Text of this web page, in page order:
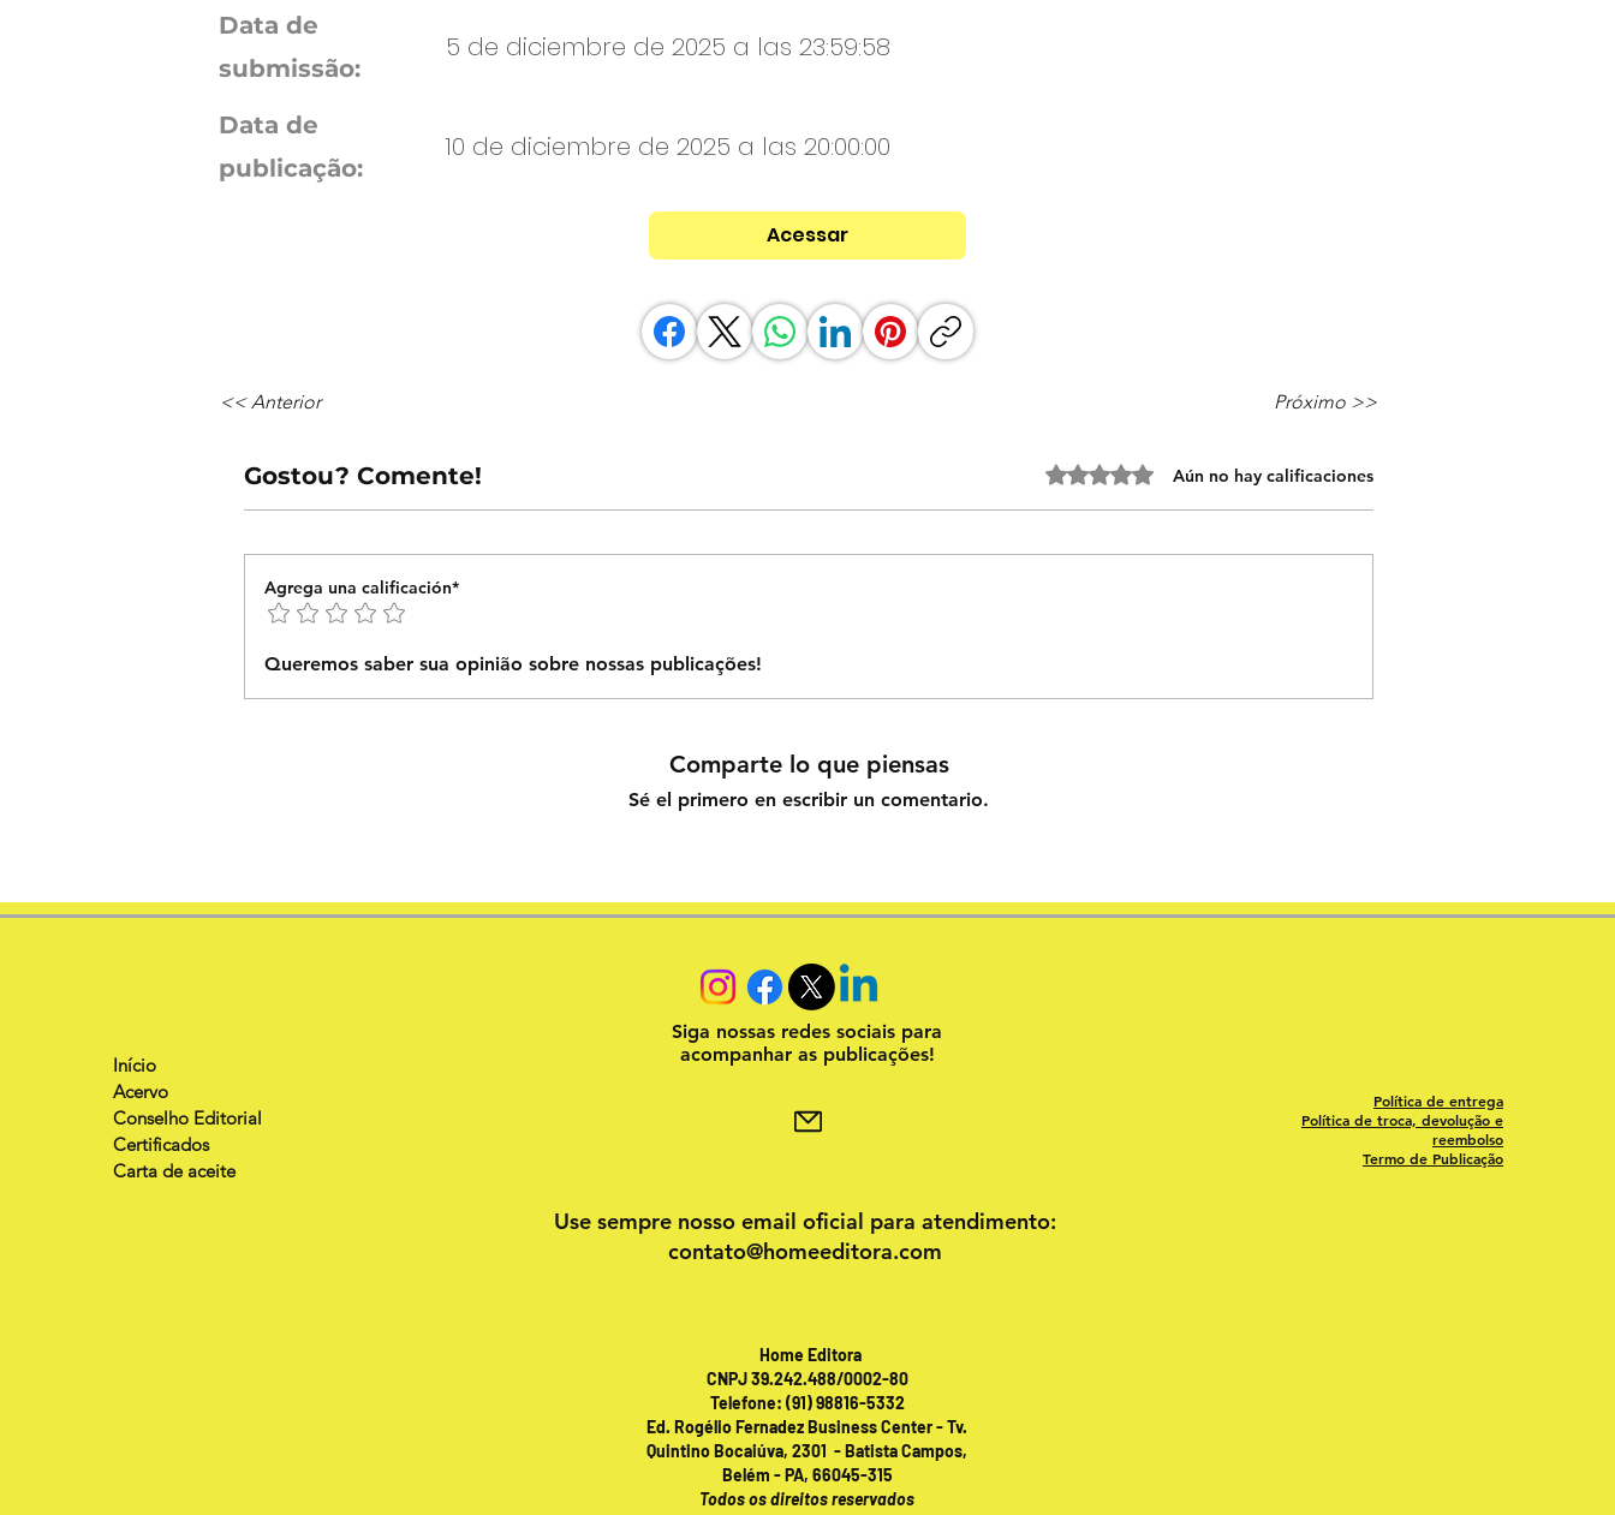
Data de
submissão:
5 de diciembre de 2025 a las 23:59:58
Data de
publicação:
10 de diciembre de 2025 a las 20:00:00
Acessar
<< Anterior Próximo >>
Gostou? Comente! Obtuvo 0 de 5 estrellas.Aún no hay calificaciones
Agrega una calificación*
Queremos saber sua opinião sobre nossas publicações!
Comparte lo que piensas
Sé el primero en escribir un comentario.
Início
Acervo
Conselho Editorial
Certificados
Carta de aceite
Siga nossas redes sociais para
acompanhar as publicações!
Política de entrega
Política de troca, devolução e
reembolso
Termo de Publicação
Use sempre nosso email oficial para atendimento:
contato@homeeditora.com
Home Editora
CNPJ 39.242.488/0002-80
Telefone: (91) 98816-5332
Ed. Rogélio Fernadez Business Center - Tv.
Quintino Bocaiúva, 2301 - Batista Campos,
Belém - PA, 66045-315
Todos os direitos reservados